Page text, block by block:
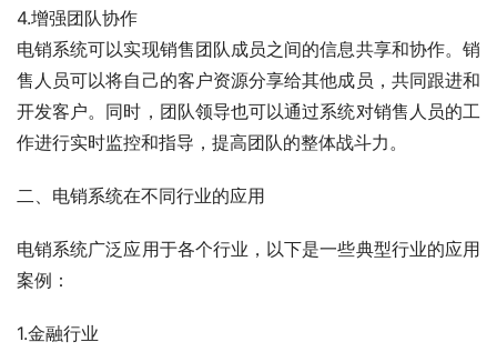
4.增强团队协作
电销系统可以实现销售团队成员之间的信息共享和协作。销
售人员可以将自己的客户资源分享给其他成员，共同跟进和
开发客户。同时，团队领导也可以通过系统对销售人员的工
作进行实时监控和指导，提高团队的整体战斗力。
二、电销系统在不同行业的应用
电销系统广泛应用于各个行业，以下是一些典型行业的应用
案例：
1.金融行业